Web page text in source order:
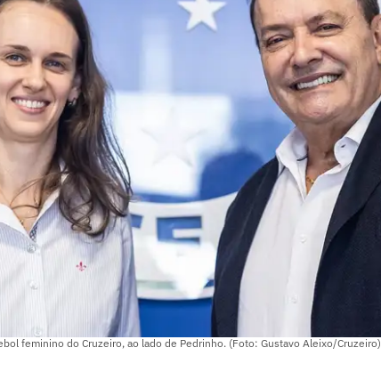
feminino do Cruzeiro, ao lado de Pedrinho. (Foto: Gustavo Aleixo/Cruzeiro)